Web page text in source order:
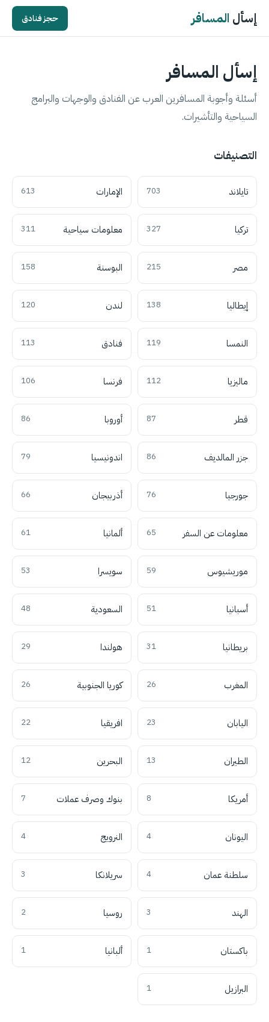
إسأل المسافر حجز فنادق
إسأل المسافر
أسئلة وأجوبة المسافرين العرب عن الفنادق والوجهات والبرامج
السياحية والتأشيرات.
التصنيفات
تايلاند 703 الإمارات 613
تركيا 327 معلومات سياحية 311
مصر 215 البوسنة 158
إيطاليا 138 لندن 120
النمسا 119 فنادق 113
ماليزيا 112 فرنسا 106
قطر 87 أوروبا 86
جزر المالديف 86 اندونيسيا 79
جورجيا 76 أذربيجان 66
معلومات عن السفر 65 ألمانيا 61
موريشيوس 59 سويسرا 53
أسبانيا 51 السعودية 48
بريطانيا 31 هولندا 29
المغرب 26 كوريا الجنوبية 26
اليابان 23 افريقيا 22
الطيران 13 البحرين 12
أمريكا 8 بنوك وصرف عملات 7
اليونان 4 النرويج 4
سلطنة عمان 4 سريلانكا 3
الهند 3 روسيا 2
باكستان 1 ألبانيا 1
البرازيل 1